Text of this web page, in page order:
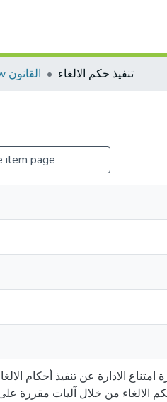
Law القانون تنفيذ حكم الالغاء
item page
الادارة عن تنفيذ أحكام
الالغاء من خلال آليات مقررة